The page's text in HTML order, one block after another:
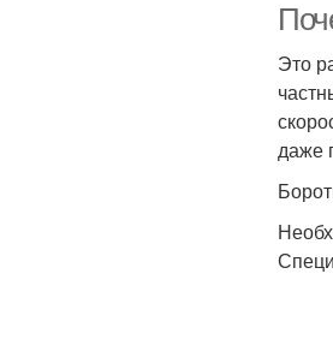
Это
даже